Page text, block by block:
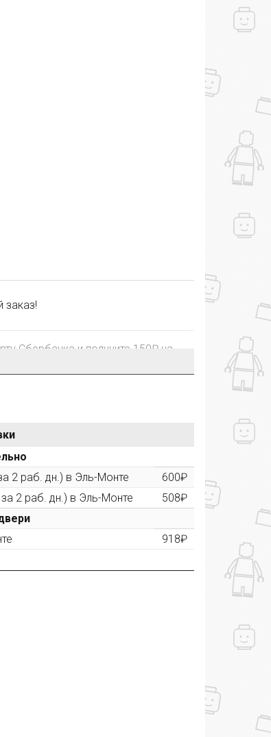
заказ!
Сбербанка и получите 150₽ на
получите постоянную скидку на
дополнительную скидку
2 раб. дн.) в Эль-Монте
600₽
2 раб. дн.) в Эль-Монте
508₽
918₽